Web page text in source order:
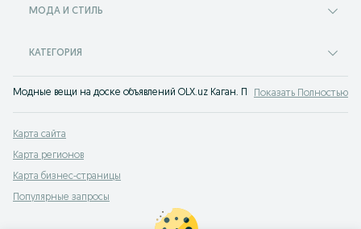
МОДА И СТИЛЬ
КАТЕГОРИЯ
Модные вещи на доске объявлений OLX.uz Каган. Покупайте все самое
Показать Полностью
Карта сайта
Карта регионов
Карта бизнес-страницы
Популярные запросы